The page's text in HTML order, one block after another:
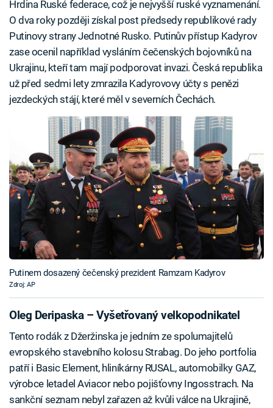
Hrdina Ruské federace, což je nejvyšší ruské vyznamenání.
O dva roky později získal post předsedy republikové rady
Putinovy strany Jednotné Rusko. Putinův přístup Kadyrov
zase ocenil například vysláním čečenských bojovníků na
Ukrajinu, kteří tam mají podporovat invazi. Česká republika
už před sedmi lety zmrazila Kadyrovovy účty s penězi
jezdeckých stájí, které měl v severních Čechách.
Putinem dosazený čečenský prezident Ramzam Kadyrov
Zdroj: AP
Oleg Deripaska – Vyšetřovaný velkopodnikatel
Tento rodák z Džeržinska je jedním ze spolumajitelů
evropského stavebního kolosu Strabag. Do jeho portfolia
patří i Basic Element, hliníkárny RUSAL, automobilky GAZ,
výrobce letadel Aviacor nebo pojišťovny Ingosstrach. Na
sankční seznam nebyl zařazen až kvůli válce na Ukrajině,